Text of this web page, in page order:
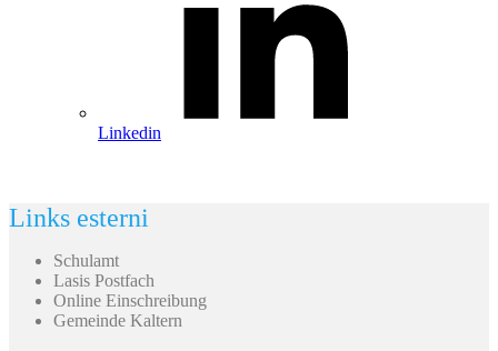
Linkedin
Links esterni
Schulamt
Lasis Postfach
Online Einschreibung
Gemeinde Kaltern